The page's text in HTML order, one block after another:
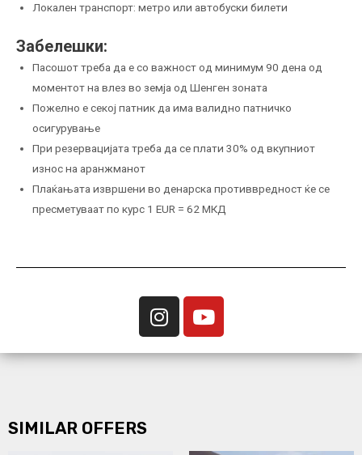
Локален транспорт: метро или автобуски билети
Забелешки:
Пасошот треба да е со важност од минимум 90 дена од
моментот на влез во земја од Шенген зоната
Пожелно е секој патник да има валидно патничко
осигурување
При резервацијата треба да се плати 30% од вкупниот
износ на аранжманот
Плаќањата извршени во денарска противвредност ќе се
пресметуваат по курс 1 EUR = 62 МКД
SIMILAR OFFERS